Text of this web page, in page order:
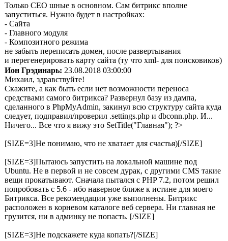
Только СЕО шные в основном. Сам битрикс вполне
запуститься. Нужно будет в настройках:
- Сайта
- Главного модуля
- Композитного режима
не забыть переписать домен, после развертывания
и перегенерировать карту сайта (ту что xml- для поисковиков)
Ион Грэдинарь: 23.08.2018 03:00:00
Михаил, здравствуйте!
Скажите, а как быть если нет возможности переноса
средствами самого битрикса? Развернул базу из дампа,
сделанного в PhpMyAdmin, закинул всю структуру сайта куда
следует, подправил/проверил .settings.php и dbconn.php. И...
Ничего... Все что я вижу это SetTitle("Главная"); ?>
[SIZE=3]Не понимаю, что не хватает для счастья)[/SIZE]
[SIZE=3]Пытаюсь запустить на локальной машине под
Ubuntu. Не в первой и не совсем дурак, с другими CMS такие
вещи прокатывают. Сначала пытался с PHP 7.2, потом решил
попробовать с 5.6 - ибо наверное ближе к истине для моего
Битрикса. Все рекомендации уже выполнены. Битрикс
расположен в корневом каталоге веб сервера. Ни главная не
грузится, ни в админку не попасть. [/SIZE]
[SIZE=3]Не подскажете куда копать?[/SIZE]